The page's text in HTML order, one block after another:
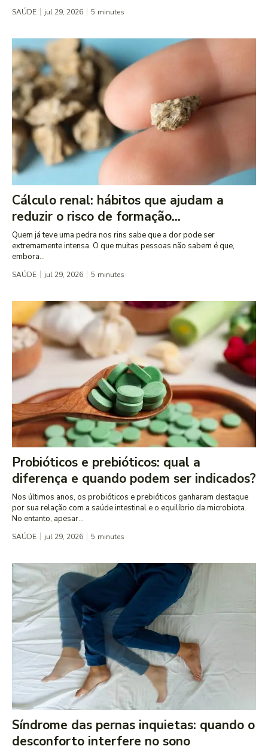
SAÚDE jul 29, 2026 5 minutes
Cálculo renal: hábitos que ajudam a
reduzir o risco de formação...
Quem já teve uma pedra nos rins sabe que a dor pode ser
extremamente intensa. O que muitas pessoas não sabem é que,
embora...
SAÚDE jul 29, 2026 5 minutes
Probióticos e prebióticos: qual a
diferença e quando podem ser indicados?
Nos últimos anos, os probióticos e prebióticos ganharam destaque
por sua relação com a saúde intestinal e o equilíbrio da microbiota.
No entanto, apesar...
SAÚDE jul 29, 2026 5 minutes
Síndrome das pernas inquietas: quando o
desconforto interfere no sono